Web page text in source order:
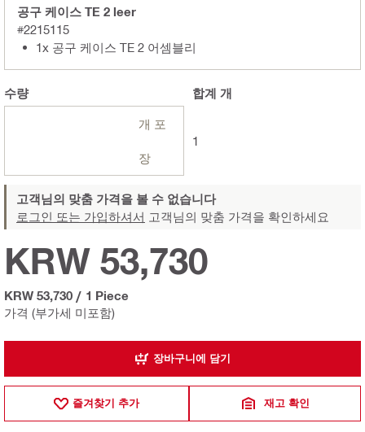
공구 케이스 TE 2 leer
#2215115
1x 공구 케이스 TE 2 어셈블리
수량
개 포
장
합계 개
1
고객님의 맞춤 가격을 볼 수 없습니다
로그인 또는 가입하셔서 고객님의 맞춤 가격을 확인하세요
가격 (부가세 미포함)
KRW 53,730
KRW 53,730 / 1 Piece
장바구니에 담기
즐겨찾기 추가 재고 확인